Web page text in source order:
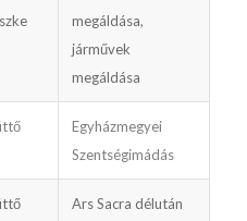
megáldása,
járművek
megáldása
Egyházmegyei
Szentségimádás
Ars Sacra délután